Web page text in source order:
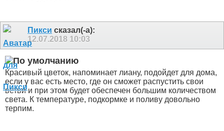
Пикси сказал(-а):
12.07.2018 10:03
Красивый цветок, напоминает лиану, подойдет для дома,
если у вас есть место, где он сможет распустить свои
ветви и при этом будет обеспечен большим количеством
света. К температуре, подкормке и поливу довольно
терпим.